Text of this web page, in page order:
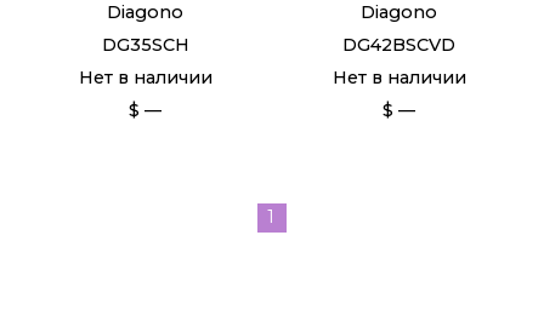
Diagono
DG35SCH
Нет в наличии
$ —
Diagono
DG42BSCVD
Нет в наличии
$ —
1